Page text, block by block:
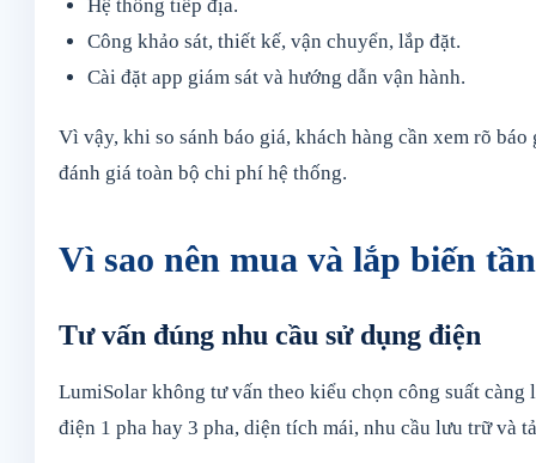
Hệ thống tiếp địa.
Công khảo sát, thiết kế, vận chuyển, lắp đặt.
Cài đặt app giám sát và hướng dẫn vận hành.
Vì vậy, khi so sánh báo giá, khách hàng cần xem rõ
đánh giá toàn bộ chi phí hệ thống.
Vì sao nên mua và lắp biến
Tư vấn đúng nhu cầu sử dụng điện
LumiSolar không tư vấn theo kiểu chọn công suất
điện 1 pha hay 3 pha, diện tích mái, nhu cầu lưu trữ và